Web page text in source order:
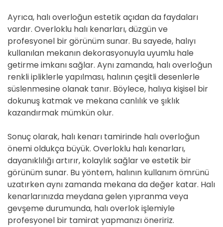
Ayrıca, halı overloğun estetik açıdan da faydaları
vardır. Overloklu halı kenarları, düzgün ve
profesyonel bir görünüm sunar. Bu sayede, halıyı
kullanılan mekanın dekorasyonuyla uyumlu hale
getirme imkanı sağlar. Aynı zamanda, halı overloğun
renkli ipliklerle yapılması, halının çeşitli desenlerle
süslenmesine olanak tanır. Böylece, halıya kişisel bir
dokunuş katmak ve mekana canlılık ve şıklık
kazandırmak mümkün olur.
Sonuç olarak, halı kenarı tamirinde halı overloğun
önemi oldukça büyük. Overloklu halı kenarları,
dayanıklılığı artırır, kolaylık sağlar ve estetik bir
görünüm sunar. Bu yöntem, halının kullanım ömrünü
uzatırken aynı zamanda mekana da değer katar. Halı
kenarlarınızda meydana gelen yıpranma veya
gevşeme durumunda, halı overlok işlemiyle
profesyonel bir tamirat yapmanızı öneririz.